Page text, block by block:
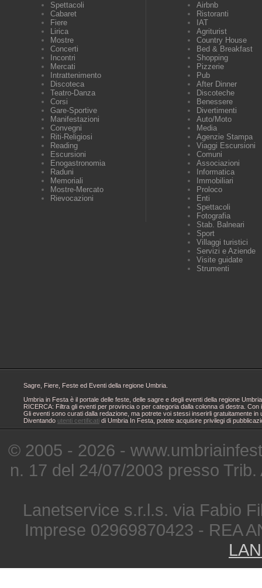
Spettacoli
Cabaret
Fiere
Lirica
Mostre
Concerti
Incontri
Mercati
Intrattenimento
Discoteca
Teatro-Danza
Corsi
Gare-Sportive
Manifestazioni
Convegni
Riti-Religiosi
Reading
Escursioni
Enogastronomia
Raduni
Memoriali
Mostre-Mercato
Rievocazioni
Airbnb
Ristoranti
IAT
Agriturist
Country House
Bed & Breakfast
Shopping
Pizzerie
Pub
After Dinner
Discoteche
Benessere
Divertimenti
Auto/Moto
Media
Agenzie Stampa
Viaggi Escursioni
Comuni
Associazioni
Informatica
Immobiliari
Proloco
Enti
Spettacoli
Fotografia
Stab. Balneari
Sport
Villaggi turistici
Servizi e Aziende
Visite guidate
Strumenti
Sagre, Fiere, Feste ed Eventi della regione Umbria.
Umbria in Festa è il portale delle feste, delle sagre e degli eventi della regione
RICERCA: Filtra gli eventi per provincia o per categoria dalla colonna di destra.
Gli eventi sono curati dalla redazione, ma potrete voi stessi inserirli gratuitamente
Diventando utenti certificati di Umbria In Festa, potete acquisire privilegi di
© 2005 - 2026 -
n. 17 del 24/07/2003 presso
Lanetservice s.r.l.s. via Fabio
Imprese 02969870423 - REA